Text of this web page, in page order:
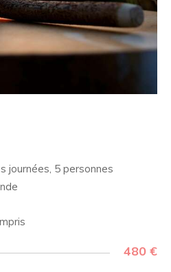
journées, 5 personnes
480 €